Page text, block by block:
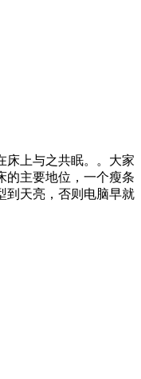
床上与之共眠。。大家
的主要地位，一个瘦条
到天亮，否则电脑早就